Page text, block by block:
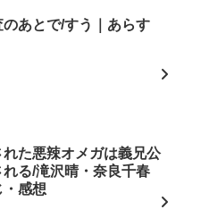
のあとで/すう｜あらす
れた悪辣オメガは義兄公
る/滝沢晴・奈良千春
・感想